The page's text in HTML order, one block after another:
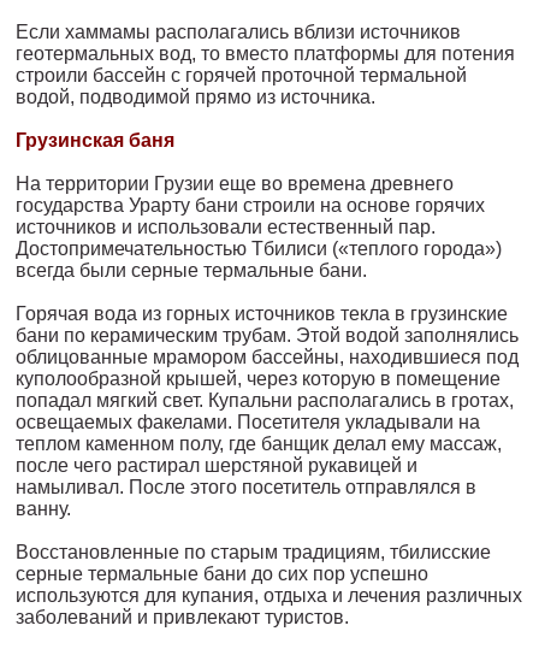
Если хаммамы располагались вблизи источников
геотермальных вод, то вместо платформы для потения
строили бассейн с горячей проточной термальной
водой, подводимой прямо из источника.
Грузинская баня
На территории Грузии еще во времена древнего
государства Урар­ту бани строили на основе горячих
источников и использовали естественный пар.
Достопримечательностью Тбилиси («теплого города»)
всегда были серные термальные бани.
Горячая вода из горных источников текла в грузинские
бани по керамическим трубам. Этой водой заполнялись
облицованные мрамором бассейны, находившиеся под
куполообразной крышей, через которую в помещение
попадал мягкий свет. Купальни рас­полагались в гротах,
освещаемых факелами. Посетителя уклады­вали на
теплом каменном полу, где банщик делал ему массаж,
по­сле чего растирал шерстяной рукавицей и
намыливал. После этого посетитель отправлялся в
ванну.
Восстановленные по старым традициям, тбилисские
серные тер­мальные бани до сих пор успешно
используются для купания, от­дыха и лечения различных
заболеваний и привлекают туристов.